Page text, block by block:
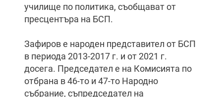
училище по политика, съобщават от
пресцентъра на БСП.
Зафиров е народен представител от БСП
в периода 2013-2017 г. и от 2021 г.
досега. Председател е на Комисията по
отбрана в 46-то и 47-то Народно
събрание, съпредседател на